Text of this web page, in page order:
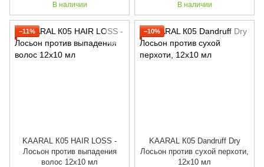
В наличии В наличии
−11%
KAARAL К05 HAIR LOSS -
Лосьон против выпадения
волос 12x10 мл
−10%
KAARAL К05 Dandruff Dry
Лосьон против сухой перхоти,
12x10 мл